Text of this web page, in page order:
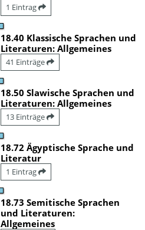
1 Eintrag
18.40 Klassische Sprachen und
Literaturen: Allgemeines
41 Einträge
18.50 Slawische Sprachen und
Literaturen: Allgemeines
13 Einträge
18.72 Ägyptische Sprache und
Literatur
1 Eintrag
18.73 Semitische Sprachen
und Literaturen:
Allgemeines